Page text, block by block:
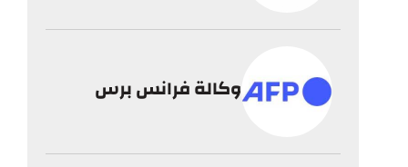
وكالة فرانس برس